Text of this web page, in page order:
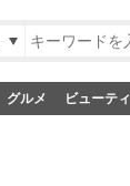
グルメ ビューティ